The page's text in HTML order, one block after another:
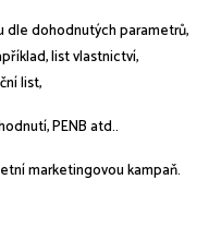
dle dohodnutých parametrů,
list vlastnictví,
list,
PENB atd..
marketingovou kampaň.